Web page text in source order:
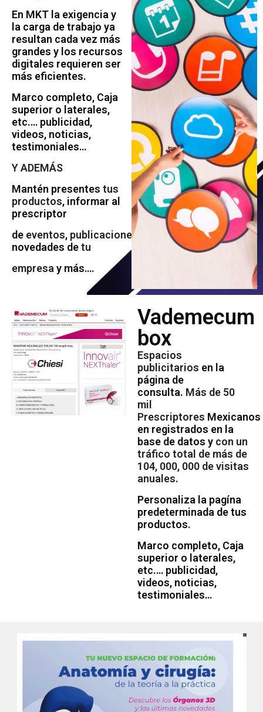
En MKT la exigencia y
la carga de trabajo ya
resultan cada vez más
grandes y los recursos
digitales requieren ser
más eficientes.
Marco completo, Caja
superior o laterales,
etc.… publicidad,
videos, noticias,
testimoniales…
Y ADEMÁS
Mantén presentes tus
productos, informar al
prescriptor
de eventos, publicaciones
novedades detu
empresa y más….
Vademecum
box
Espacios
publicitarios en la
página de
consulta. Más de 50
mil
Prescriptores Mexicanos
en registrados en la
base de datos y con un
tráfico total de más de
104, 000, 000 de visitas
anuales.
Personaliza la pagína
predeterminada de tus
productos.
Marco completo, Caja
superior o laterales,
etc.… publicidad,
videos, noticias,
testimoniales…